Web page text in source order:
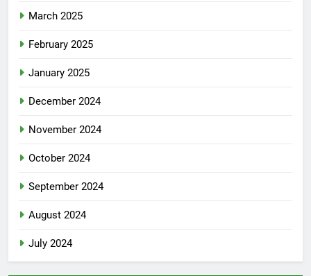
March 2025
February 2025
January 2025
December 2024
November 2024
October 2024
September 2024
August 2024
July 2024